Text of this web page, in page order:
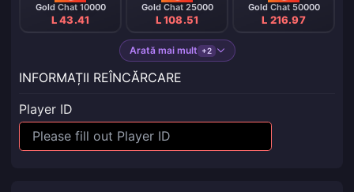
Gold Chat 10000
L 43.41
Gold Chat 25000
L 108.51
Gold Chat 50000
L 216.97
Arată mai mult +2
INFORMAȚII REÎNCĂRCARE
Player ID